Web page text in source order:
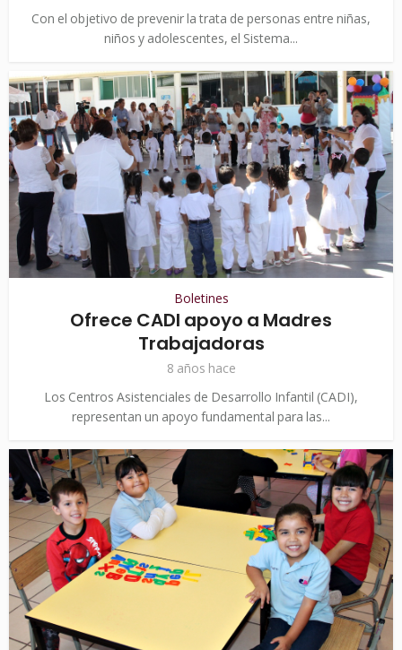
Con el objetivo de prevenir la trata de personas entre niñas,
niños y adolescentes, el Sistema...
Boletines
Ofrece CADI apoyo a Madres
Trabajadoras
8 años hace
Los Centros Asistenciales de Desarrollo Infantil (CADI),
representan un apoyo fundamental para las...